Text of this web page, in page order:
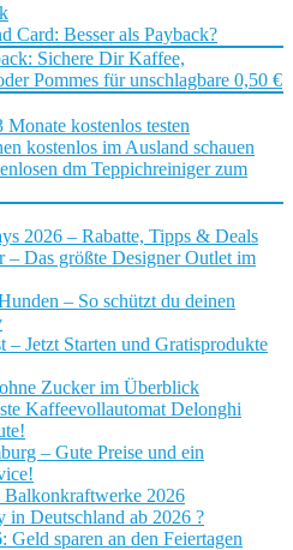
Card: Besser als Payback?
Sichere Dir Kaffee,
Pommes für unschlagbare 0,50 €
kostenlos testen
kostenlos im Ausland schauen
dm Teppichreiniger zum
2026 – Rabatte, Tipps & Deals
– Das größte Designer Outlet im
– So schützt du deinen
– Jetzt Starten und Gratisprodukte
Zucker im Überblick
Kaffeevollautomat Delonghi
– Gute Preise und ein
Balkonkraftwerke 2026
in Deutschland ab 2026 ?
Geld sparen an den Feiertagen